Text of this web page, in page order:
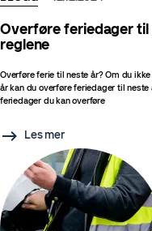
Overføre feriedager til
reglene
Overføre ferie til neste år? Om du
år kan du overføre feriedager til neste
feriedager du kan overføre
Les mer